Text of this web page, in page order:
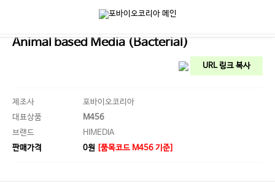
Animal based Media (Bacterial)
URL 링크 복사
제조사
포바이오코리아
대표상품
M456
브랜드
HIMEDIA
판매가격
0원 [품목코드 M456 기준]